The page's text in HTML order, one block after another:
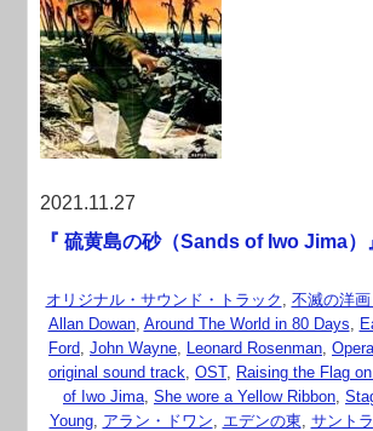
2021.11.27
『 硫黄島の砂（Sands of Iwo Jima）
オリジナル・サウンド・トラック 不滅の洋
Allan Dowan, Around The World in 80 Days
Ford John Wayne Leonard Rosenman
original sound track OST, Raising the Flag
of Iwo Jima She wore a Yellow Ribbon
Young, アラン・ドワン エデンの東 サントラ